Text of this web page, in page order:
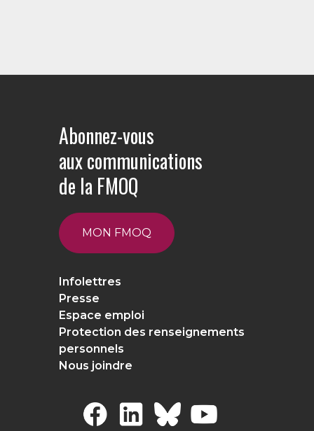
Abonnez-vous
aux communications
de la FMOQ
MON FMOQ
Infolettres
Presse
Espace emploi
Protection des renseignements
personnels
Nous joindre